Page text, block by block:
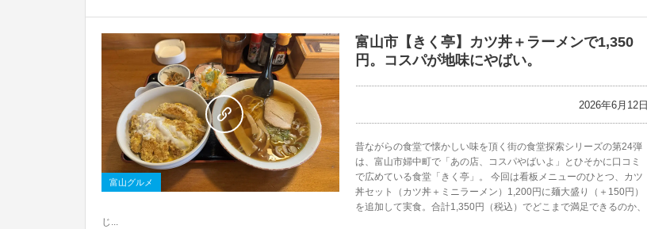
富山グルメ
0
富山市【きく亭】カツ丼＋ラーメンで1,350
円。コスパが地味にやばい。
2026年6月12日
昔ながらの食堂で懐かしい味を頂く街の食堂探索シリーズの第24弾
は、富山市婦中町で「あの店、コスパやばいよ」とひそかに口コミ
で広めている食堂「きく亭」。 今回は看板メニューのひとつ、カツ
丼セット（カツ丼＋ミニラーメン）1,200円に麺大盛り（＋150円）
を追加して実食。合計1,350円（税込）でどこまで満足できるのか、
じ...